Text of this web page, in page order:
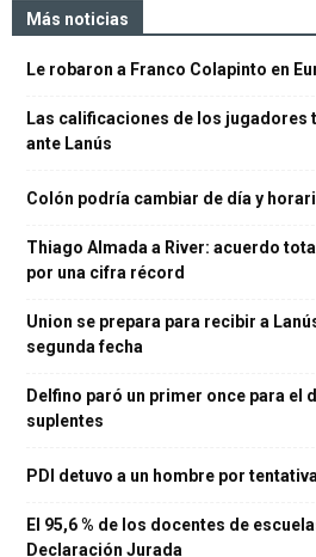
Más noticias
Le robaron a Franco Colapinto en
Las calificaciones de los jugadores
ante Lanús
Colón podría cambiar de día y
Thiago Almada a River: acuerdo
por una cifra récord
Union se prepara para recibir a
segunda fecha
Delfino paró un primer once para el
suplentes
PDI detuvo a un hombre por
El 95,6 % de los docentes de
Declaración Jurada